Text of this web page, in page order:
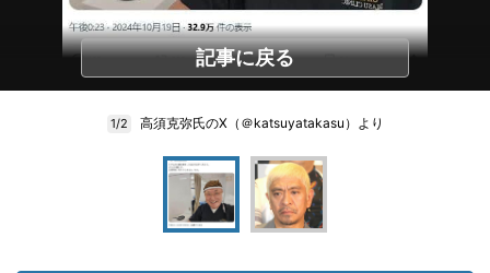
記事に戻る
1/2 高須克弥氏のX（＠katsuyatakasu）より